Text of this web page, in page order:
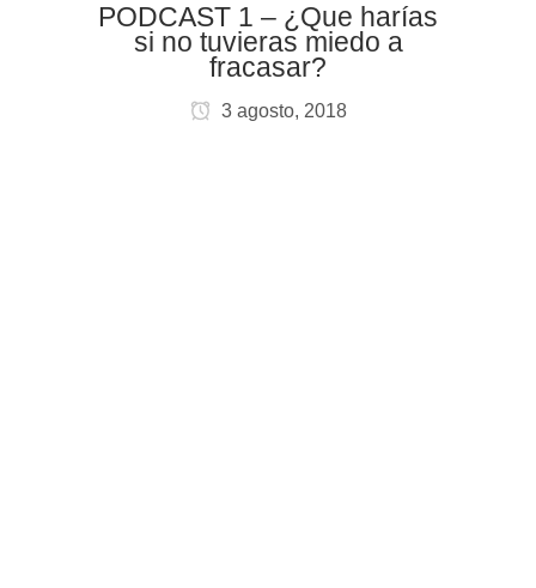
PODCAST 1 – ¿Que harías
si no tuvieras miedo a
fracasar?
3 agosto, 2018